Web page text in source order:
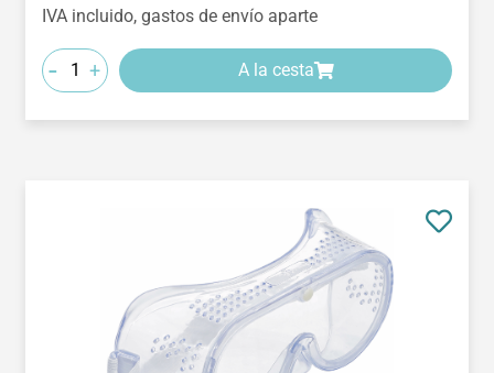
IVA incluido, gastos de envío aparte
- + A la cesta